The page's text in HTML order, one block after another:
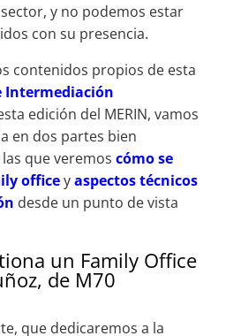
y no podemos estar
con su presencia.
contenidos propios de esta
Intermediación
edición del MERIN, vamos
en dos partes bien
que veremos cómo se
officeyaspectos técnicos
desde un punto de vista
un Family Office
de M70
que dedicaremos a la